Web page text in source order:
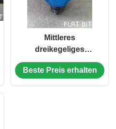
Mittleres
dreikegeliges
Stückchen der
Bildungs-
Beste Preis erhalten